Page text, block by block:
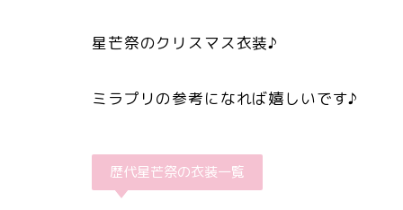
星芒祭のクリスマス衣装♪
ミラプリの参考になれば嬉しいです♪
歴代星芒祭の衣装一覧